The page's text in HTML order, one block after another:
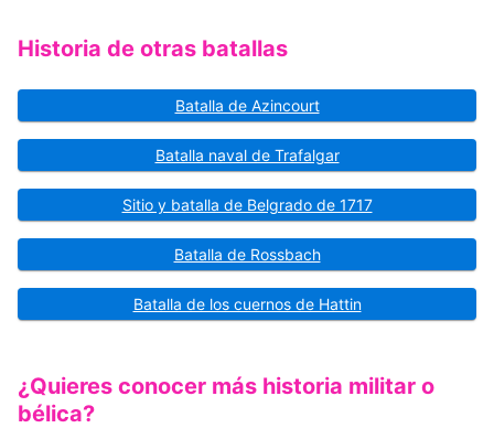
Historia de otras batallas
Batalla de Azincourt
Batalla naval de Trafalgar
Sitio y batalla de Belgrado de 1717
Batalla de Rossbach
Batalla de los cuernos de Hattin
¿Quieres conocer más historia militar o
bélica?